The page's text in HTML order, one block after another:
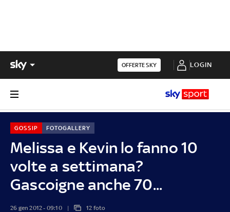
OFFERTE SKY LOGIN
Melissa e Kevin lo fanno 10
volte a settimana?
Gascoigne anche 70...
GOSSIP FOTOGALLERY
26 gen 2012 - 09:10 12 foto